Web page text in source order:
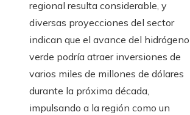
regional resulta considerable, y
diversas proyecciones del sector
indican que el avance del hidrógeno
verde podría atraer inversiones de
varios miles de millones de dólares
durante la próxima década,
impulsando a la región como un